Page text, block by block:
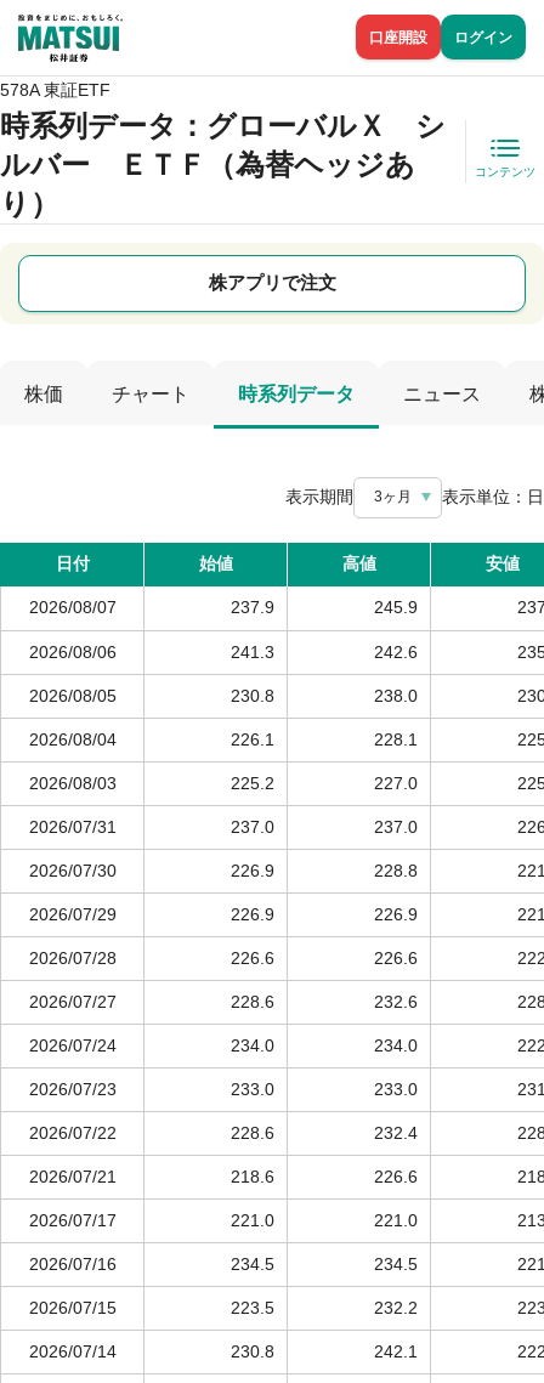
口座開設 ログイン
578A 東証ETF
時系列データ ：グローバルＸ シ
ルバー ＥＴＦ（為替ヘッジあ
り）
コンテンツ
株アプリで注文
株価 チャート 時系列データ ニュース
表示期間 3ヶ月 表示単位： 日
日付 始値 高値 安値
2026/08/07 237.9 245.9
2026/08/06 241.3 242.6
2026/08/05 230.8 238.0
2026/08/04 226.1 228.1
2026/08/03 225.2 227.0
2026/07/31 237.0 237.0
2026/07/30 226.9 228.8
2026/07/29 226.9 226.9
2026/07/28 226.6 226.6
2026/07/27 228.6 232.6
2026/07/24 234.0 234.0
2026/07/23 233.0 233.0
2026/07/22 228.6 232.4
2026/07/21 218.6 226.6
2026/07/17 221.0 221.0
2026/07/16 234.5 234.5
2026/07/15 223.5 232.2
2026/07/14 230.8 242.1